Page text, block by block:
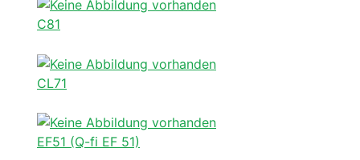
C81
CL71
EF51 (Q-fi EF 51)